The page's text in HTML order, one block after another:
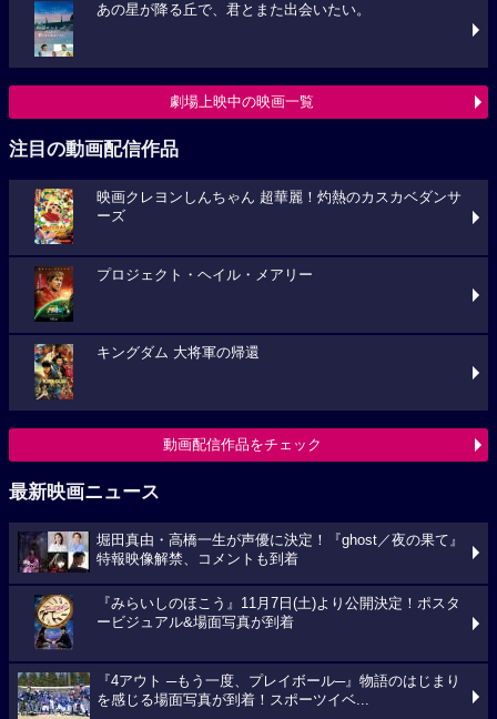
あの星が降る丘で、君とまた出会いたい。
劇場上映中の映画一覧
注目の動画配信作品
映画クレヨンしんちゃん 超華麗！灼熱のカスカベダンサ
ーズ
プロジェクト・ヘイル・メアリー
キングダム 大将軍の帰還
動画配信作品をチェック
最新映画ニュース
堀田真由・高橋一生が声優に決定！『ghost／夜の果て』
特報映像解禁、コメントも到着
『みらいしのほこう』11月7日(土)より公開決定！ポスタ
ービジュアル&場面写真が到着
『4アウト ─もう一度、プレイボール─』物語のはじまり
を感じる場面写真が到着！スポーツイベ...